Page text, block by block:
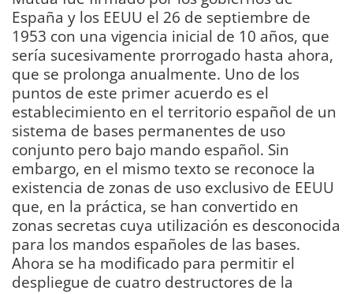
España y los EEUU el 26 de septiembre de
1953 con una vigencia inicial de 10 años, que
sería sucesivamente prorrogado hasta ahora,
que se prolonga anualmente. Uno de los
puntos de este primer acuerdo es el
establecimiento en el territorio español de un
sistema de bases permanentes de uso
conjunto pero bajo mando español. Sin
embargo, en el mismo texto se reconoce la
existencia de zonas de uso exclusivo de EEUU
que, en la práctica, se han convertido en
zonas secretas cuya utilización es desconocida
para los mandos españoles de las bases.
Ahora se ha modificado para permitir el
despliegue de cuatro destructores de la